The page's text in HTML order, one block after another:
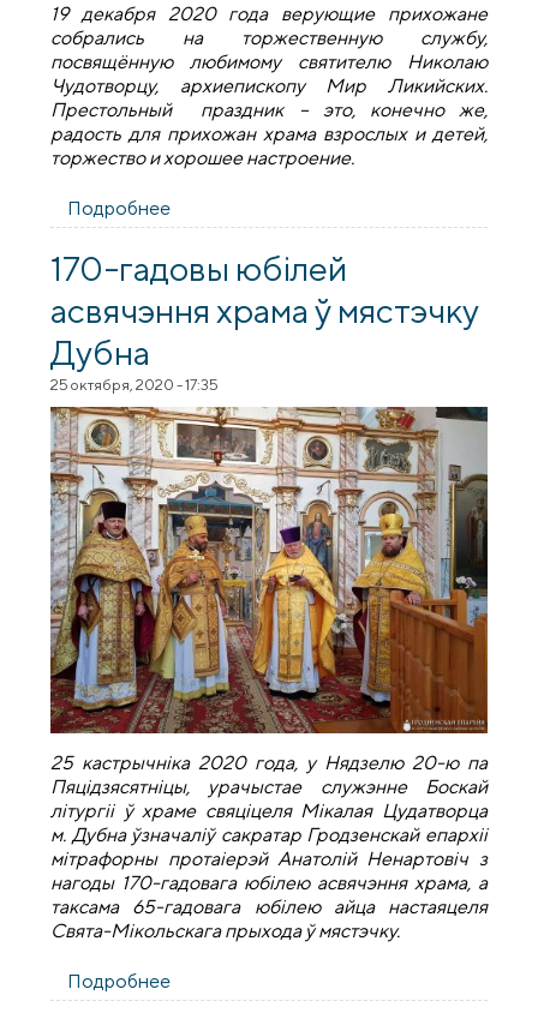
19 декабря 2020 года верующие прихожане
собрались на торжественную службу,
посвящённую любимому святителю Николаю
Чудотворцу, архиепископу Мир Ликийских.
Престольный праздник – это, конечно же,
радость для прихожан храма взрослых и детей,
торжество и хорошее настроение.
Подробнее
Святителя Николая Чудотворца в
агрогородке Дубно
170-гадовы юбілей
асвячэння храма ў мястэчку
Дубна
25 октября, 2020 - 17:35
25 кастрычніка 2020 года, у Нядзелю 20-ю па
Пяцідзясятніцы, урачыстае служэнне Боскай
літургіі ў храме свяціцеля Мікалая Цудатворца
м. Дубна ўзначаліў сакратар Гродзенскай епархіі
мітрафорны протаіерэй Анатолій Ненартовіч з
нагоды 170-гадовага юбілею асвячэння храма, а
таксама 65-гадовага юбілею айца настаяцеля
Свята-Мікольскага прыхода ў мястэчку.
Подробнее
мястэчку Дубна